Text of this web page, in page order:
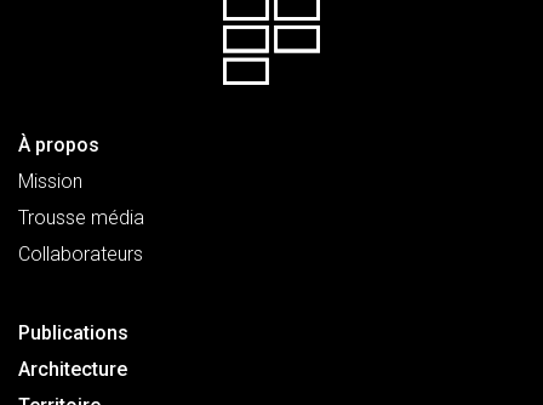
À propos
Mission
Trousse média
Collaborateurs
Publications
Architecture